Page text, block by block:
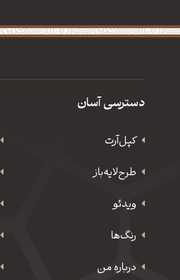
دسترسی آسان
کپل‌آرت
طرح‌لایه‌باز
ویدئو
رنگ‌ها
درباره من